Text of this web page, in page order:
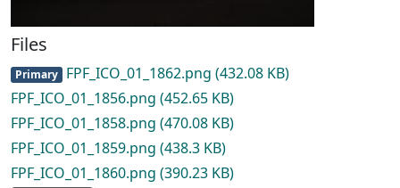
Files
Primary FPF_ICO_01_1862.png (432.08 KB)
FPF_ICO_01_1856.png (452.65 KB)
FPF_ICO_01_1858.png (470.08 KB)
FPF_ICO_01_1859.png (438.3 KB)
FPF_ICO_01_1860.png (390.23 KB)